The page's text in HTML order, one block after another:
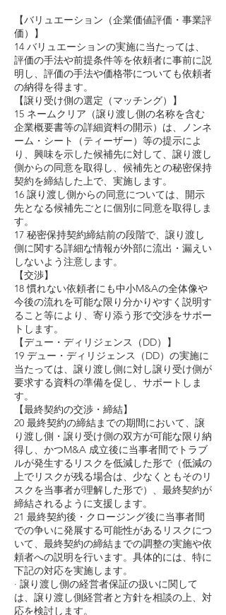
【バリュエーション（企業価値評価・事業評
価）】
14 バリュエーションの実施に当たっては、
評価の手法や前提条件等を依頼者に事前に説
明し、評価の手法や価格帯についても依頼者
の納得を得ます。
【譲り受け側の選定（マッチング）】
15 ネームクリア（譲り渡し側の名称を含む
企業概要書等の詳細資料の開示）は、ノンネ
ーム・シート（ティーザー）等の提示によ
り、興味を示した候補先に対して、譲り渡し
側からの同意を取得し、候補先との秘密保持
契約を締結した上で、実施します。
16 譲り渡し側からの同意については、開示
先となる候補先ごとに個別に同意を取得しま
す。
17 秘密保持契約締結前の段階で、譲り渡し
側に関する詳細な情報が外部に流出・漏えい
しないよう注意します。
【交渉】
18 慣れない依頼者にも中小M&Aの全体像や
今後の流れを可能な限り分かりやすく説明す
ること等により、寄り添う形で交渉をサポー
トします。
【デュー・ディリジェンス（DD）】
19 デュー・ディリジェンス（DD）の実施に
当たっては、譲り渡し側に対し譲り受け側が
要求する資料の準備を促し、サポートしま
す。
【最終契約の交渉・締結】
20 最終契約の締結までの期間において、譲
り渡し側・譲り受け側の双方が可能な限り納
得し、かつM&A 成立後に当事者間でトラブ
ルが発生するリスクを低減した形で（低減の
上でリスクが残る場合は、少なくともそのリ
スクを当事者が理解した形で）、最終契約が
締結されるように支援します。
21 最終契約後・クロージング後に当事者間
での争いに発展する可能性があるリスクにつ
いて、最終契約の締結までの調整の実施や依
頼者への説明を行います。具体的には、特に
下記の対応を実施します。
· 譲り渡し側の経営者保証の扱いに関して
は、譲り渡し側経営者と方針を相談の上、対
応を検討します。